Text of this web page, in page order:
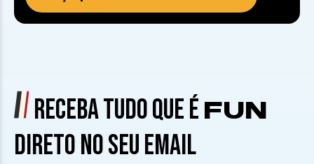
RECEBA TUDO QUE É FUN
DIRETO NO SEU EMAIL